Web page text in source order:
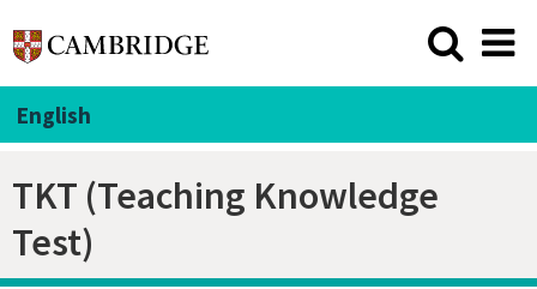
English
TKT (Teaching Knowledge
Test)